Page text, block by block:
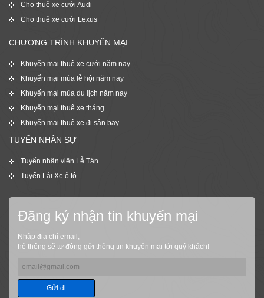
Cho thuê xe cưới Audi
Cho thuê xe cưới Lexus
CHƯƠNG TRÌNH KHUYẾN MẠI
Khuyến mại thuê xe cưới năm nay
Khuyến mại mùa lễ hội năm nay
Khuyến mại mùa du lịch năm nay
Khuyến mại thuê xe tháng
Khuyến mại thuê xe đi sân bay
TUYỂN NHÂN SỰ
Tuyển nhân viên Lễ Tân
Tuyển Lái Xe ô tô
Đăng ký nhận tin khuyến mại
Nhập địa chỉ email,
hệ thống sẽ tự động gửi thông tin khuyến mại tới quý khách!
Gửi đi